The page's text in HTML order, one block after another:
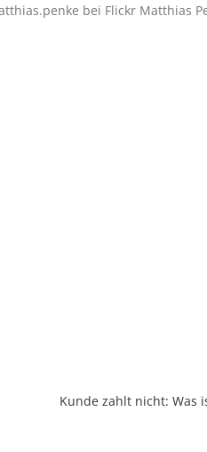
bei Flickr Matthias
Kunde zahlt nicht: Was